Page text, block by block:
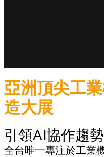
亞洲頂尖工
造大展
引領AI協作趨
全台唯一專注於工業